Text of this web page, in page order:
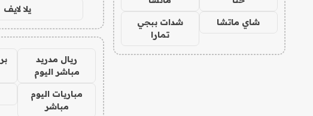
شاي ماتشا
شدات ببجي
تمارا
يلا لايف
ريال مدريد
مباشر اليوم
مباريات اليوم
مباشر